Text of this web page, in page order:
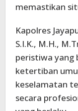
memastikan
Kapolres
S.I.K., M.H.,
peristiwa yang
ketertiban
keselamatan
secara